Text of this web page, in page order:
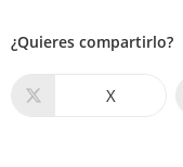
¿Quieres compartirlo?
X